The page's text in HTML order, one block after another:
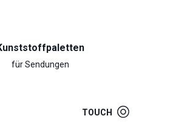
für Sendungen
TOUCH